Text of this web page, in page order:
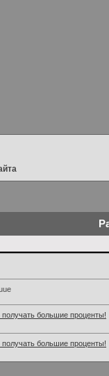
большие проценты!
большие проценты!